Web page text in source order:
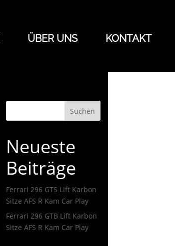
ÜBER UNS KONTAKT
Suchen
Neueste
Beiträge
Ferrari 296 GTS Lift Karbon
Sitze AFS R Kam Car Play
Ferrari 296 GTB Lift Karbon
Sitze AFS R Kam Car Play